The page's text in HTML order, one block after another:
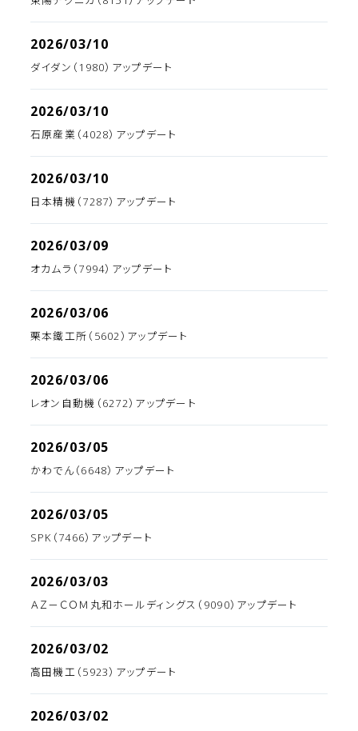
2026/03/10
ダイダン（1980）アップデート
2026/03/10
石原産業（4028）アップデート
2026/03/10
日本精機（7287）アップデート
2026/03/09
オカムラ（7994）アップデート
2026/03/06
栗本鐵工所（5602）アップデート
2026/03/06
レオン自動機（6272）アップデート
2026/03/05
かわでん（6648）アップデート
2026/03/05
SPK（7466）アップデート
2026/03/03
ＡＺ－ＣＯＭ丸和ホールディングス（9090）アップデート
2026/03/02
高田機工（5923）アップデート
2026/03/02